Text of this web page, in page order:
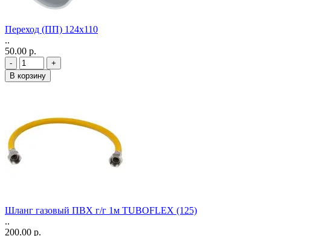
Переход (ПП) 124х110
..
50.00 р.
-
+
В корзину
Шланг газовый ПВХ г/г 1м TUBOFLEX (125)
..
200.00 р.